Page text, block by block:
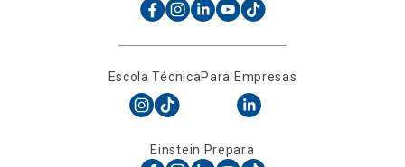
Escola TécnicaPara Empresas
Einstein Prepara